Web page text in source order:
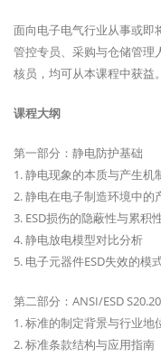
面向电子电气行业从事或即
管控专员、采购与仓储管理
核员，均可从本课程中获益。
课程大纲
第一部分：静电防护基础
1. 静电现象的本质与产生机
2. 静电在电子制造环境中的
3. ESD损伤的隐蔽性与累积
4. 静电放电模型对比分析
5. 电子元器件ESD失效的模
第二部分：ANSI/ESD
1. 标准的制定背景与行业地
2. 标准条款结构与应用指南